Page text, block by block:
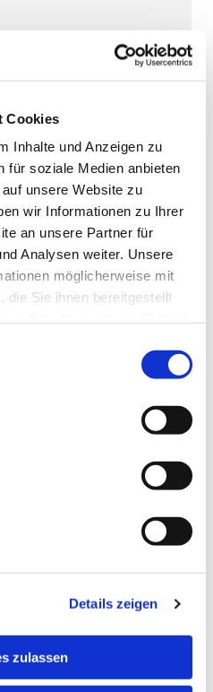
Cookies
Inhalte und Anzeigen zu
für soziale Medien anbieten
unsere Website zu
wir Informationen zu Ihrer
an unsere Partner für
Analysen weiter. Unsere
möglicherweise mit
die Sie ihnen bereitgestellt
Details zeigen
zulassen
der Katholischen Kirche.
vorbei.
Sie auch